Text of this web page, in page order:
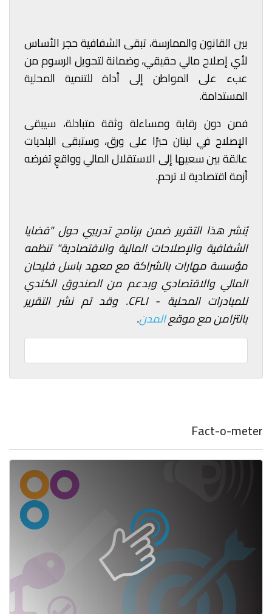
بين القانون والممارسة، تبقى الشفافية حجر الأساس
لأي إصلاح مالي حقيقي، وضمانة لتحويل الرسوم من
عبء على المواطن إلى أداة للتنمية المحلية
المستدامة.
فمن دون رقابة ومساءلة وثقة متبادلة، سيبقى
الإصلاح في لبنان حبرًا على ورق، وستبقى البلديات
عالقة بين سعيها إلى الاستقلال المالي وواقعٍ تفرضه
أزمة اقتصادية لا ترحم.
يُنشر هذا التقرير ضمن برنامج تدريبي حول "قضايا
الشفافية والإصلاحات المالية والاقتصادية" تنظمه
مؤسسة مهارات بالشراكة مع معهد باسل فليحان
المالي والاقتصادي وبدعم من الصندوق الكندي
للمبادرات المحلية - CFLI. وقد تم نشر التقرير
بالتزامن مع موقعالمدن.
Fact-o-meter